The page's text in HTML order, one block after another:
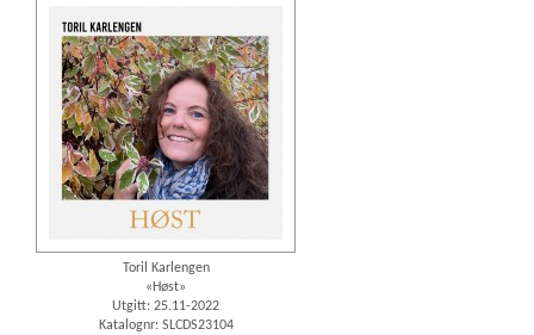
Toril Karlengen
«Høst»
Utgitt: 25.11-2022
Katalognr: SLCDS23104